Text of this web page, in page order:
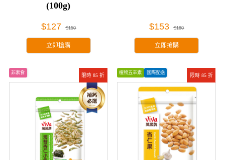
(100g)
$127 $150
立即搶購
$153 $180
立即搶購
限時 85 折
非素食
限時 85 折
植物五辛素 國際配送